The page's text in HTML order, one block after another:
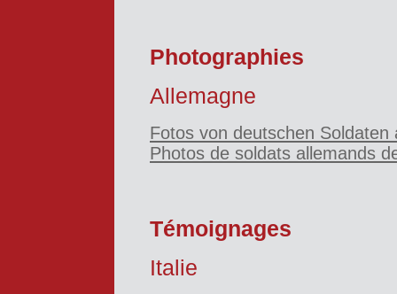
Photographies
Allemagne
Fotos von deutschen
Photos de soldats allemands
Témoignages
Italie